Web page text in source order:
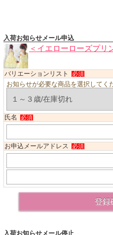
入荷お知らせメール申込
＜イエローローズプリ
バリエーションリスト 必須
お知らせが必要な商品を選択してく
氏名 必須
お申込メールアドレス 必須
入荷お知らせメール停止